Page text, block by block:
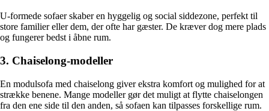
U-formede sofaer skaber en hyggelig og social siddezone, perfekt til
store familier eller dem, der ofte har gæster. De kræver dog mere plads
og fungerer bedst i åbne rum.
3. Chaiselong-modeller
En modulsofa med chaiselong giver ekstra komfort og mulighed for at
strække benene. Mange modeller gør det muligt at flytte chaiselongen
fra den ene side til den anden, så sofaen kan tilpasses forskellige rum.